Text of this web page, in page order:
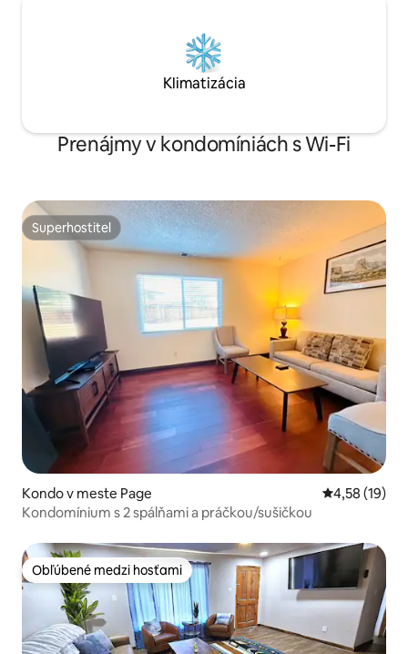
Klimatizácia
Prenájmy v kondomíniách s Wi-Fi
Superhostiteľ
Superhostiteľ
Kondo v meste Page Priemerné
4,58 (19)
Kondomínium s 2 spálňami a práčkou/sušičkou
Obľúbené medzi hosťami
Obľúbené medzi hosťami